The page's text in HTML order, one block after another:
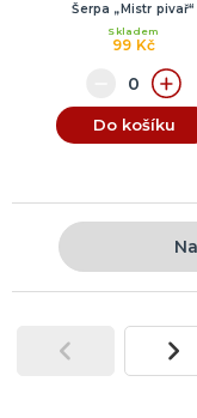
Šerpa „Mistr pivař“
99 Kč
Skladem
Do košíku